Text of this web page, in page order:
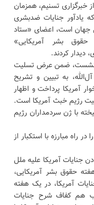
خبرگزاری تسنیم، همزمان
یادآور جنایات ضدبشری
جهان است، اعضای «ستاد
بشر آمریکایی»
دیدار کردند.
نشست، ضمن عرض تسلیت
به تبیین و تشریح
آمریکا پرداخت و اظهار
رژیم خبث آمریکا است.
با ژن سردمداران رژیم
در راه مبارزه با استکبار از
جنایات آمریکا علیه ملل
حقوق بشر آمریکایی،
آمریکا، در یک هفته
هم کفاف شرح جنایات